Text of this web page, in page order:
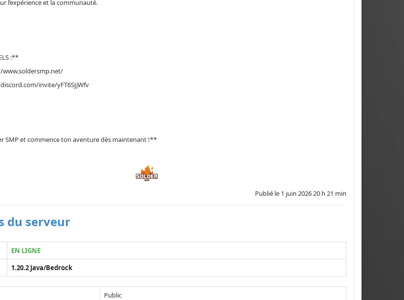
l’expérience et la communauté.
:**
www.soldersmp.net/
invite/yFT6SJjWfv
SMP et commence ton aventure dès maintenant !**
Publié le 1 juin 2026 20 h 21 min
du serveur
EN LIGNE
1.20.2 Java/Bedrock
Public